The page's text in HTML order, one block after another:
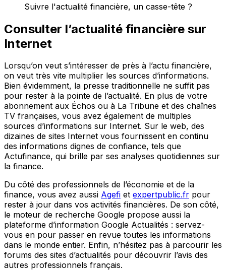
Suivre l'actualité financière, un casse-tête ?
Consulter l’actualité financière sur
Internet
Lorsqu’on veut s’intéresser de près à l’actu financière,
on veut très vite multiplier les sources d’informations.
Bien évidemment, la presse traditionnelle ne suffit pas
pour rester à la pointe de l’actualité. En plus de votre
abonnement aux Échos ou à La Tribune et des chaînes
TV françaises, vous avez également de multiples
sources d’informations sur Internet. Sur le web, des
dizaines de sites Internet vous fournissent en continu
des informations dignes de confiance, tels que
Actufinance, qui brille par ses analyses quotidiennes sur
la finance.
Du côté des professionnels de l’économie et de la
finance, vous avez aussi Agefi et expertpublic.fr pour
rester à jour dans vos activités financières. De son côté,
le moteur de recherche Google propose aussi la
plateforme d’information Google Actualités : servez-
vous en pour passer en revue toutes les informations
dans le monde entier. Enfin, n’hésitez pas à parcourir les
forums des sites d’actualités pour découvrir l’avis des
autres professionnels français.